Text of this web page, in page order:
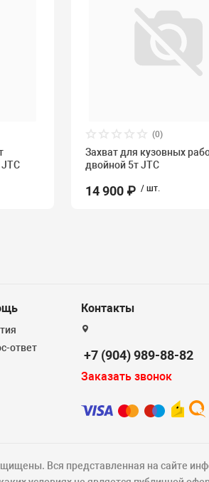
(0)
Захват для кузовных
двойной 5т JTC
14 900 ₽ / шт.
ответ
Контакты
+7 (904) 989-88-82
Заказать звонок
Вся представленная на сайте